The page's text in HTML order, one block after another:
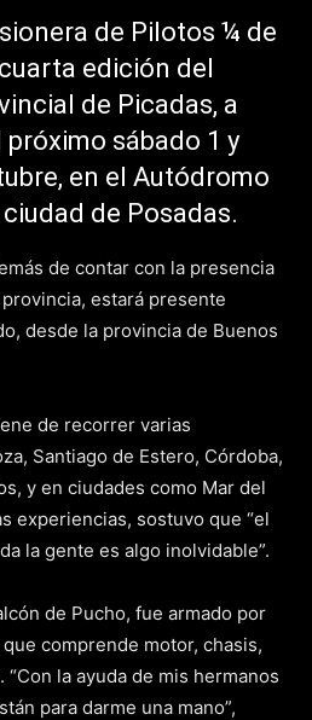
de Pilotos ¼ de
edición del
de Picadas, a
sábado 1 y
en el Autódromo
de Posadas.
de contar con la presencia
estará presente
desde la provincia de Buenos
de recorrer varias
Santiago de Estero, Córdoba,
y en ciudades como Mar del
experiencias, sostuvo que “el
la gente es algo inolvidable”.
de Pucho, fue armado por
comprende motor, chasis,
la ayuda de mis hermanos
para darme una mano”,